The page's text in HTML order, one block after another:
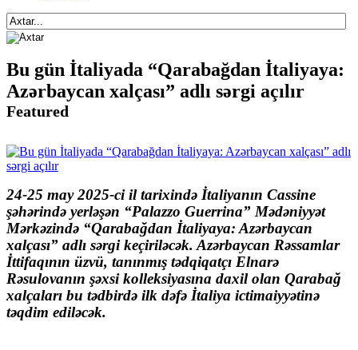
Bu gün İtaliyada “Qarabağdan İtaliyaya:
Azərbaycan xalçası” adlı sərgi açılır
Featured
24-25 may 2025-ci il tarixində İtaliyanın Cassine
şəhərində yerləşən “Palazzo Guerrina” Mədəniyyət
Mərkəzində “Qarabağdan İtaliyaya: Azərbaycan
xalçası” adlı sərgi keçiriləcək. Azərbaycan Rəssamlar
İttifaqının üzvü, tanınmış tədqiqatçı Elnarə
Rəsulovanın şəxsi kolleksiyasına daxil olan Qarabağ
xalçaları bu tədbirdə ilk dəfə İtaliya ictimaiyyətinə
təqdim ediləcək.